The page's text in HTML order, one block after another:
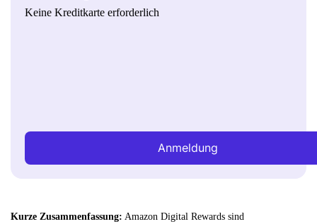
Keine Kreditkarte erforderlich
Anmeldung
Kurze Zusammenfassung: Amazon Digital Rewards sind